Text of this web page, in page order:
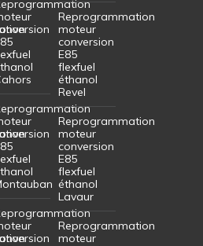
Reprogrammation
moteur
conversion
E85
flexfuel
éthanol
Revel
Reprogrammation
moteur
conversion
E85
flexfuel
éthanol
Lavaur
Reprogrammation
moteur